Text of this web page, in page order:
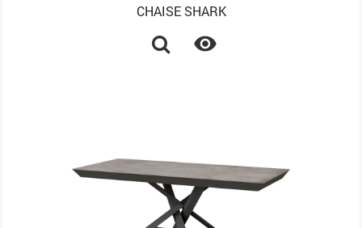
CHAISE SHARK
